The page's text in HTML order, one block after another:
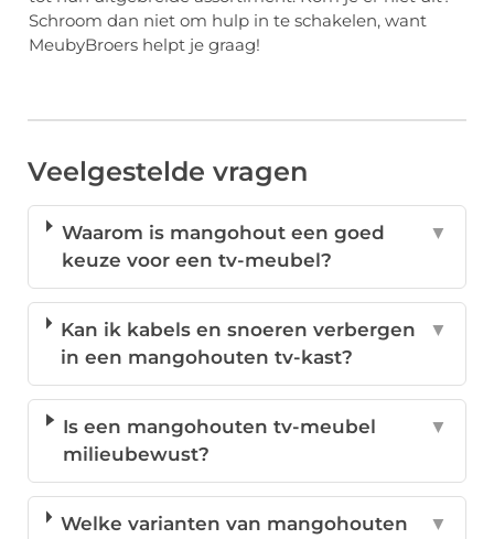
Schroom dan niet om hulp in te schakelen, want
MeubyBroers helpt je graag!
Veelgestelde vragen
Waarom is mangohout een goed
keuze voor een tv-meubel?
▼
Kan ik kabels en snoeren verbergen
in een mangohouten tv-kast?
▼
Is een mangohouten tv-meubel
milieubewust?
▼
Welke varianten van mangohouten
▼